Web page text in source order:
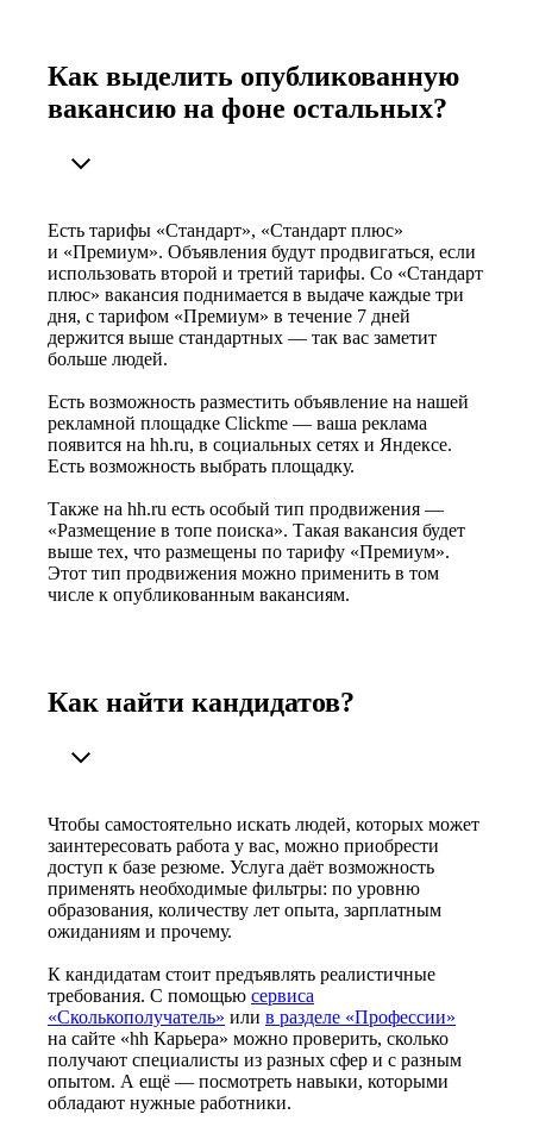
Как выделить опубликованную
вакансию на фоне остальных?
Есть тарифы «Стандарт», «Стандарт плюс»
и «Премиум». Объявления будут продвигаться, если
использовать второй и третий тарифы. Со «Стандарт
плюс» вакансия поднимается в выдаче каждые три
дня, с тарифом «Премиум» в течение 7 дней
держится выше стандартных — так вас заметит
больше людей.
Есть возможность разместить объявление на нашей
рекламной площадке Clickme — ваша реклама
появится на hh.ru, в социальных сетях и Яндексе.
Есть возможность выбрать площадку.
Также на hh.ru есть особый тип продвижения —
«Размещение в топе поиска». Такая вакансия будет
выше тех, что размещены по тарифу «Премиум».
Этот тип продвижения можно применить в том
числе к опубликованным вакансиям.
Как найти кандидатов?
Чтобы самостоятельно искать людей, которых может
заинтересовать работа у вас, можно приобрести
доступ к базе резюме. Услуга даёт возможность
применять необходимые фильтры: по уровню
образования, количеству лет опыта, зарплатным
ожиданиям и прочему.
К кандидатам стоит предъявлять реалистичные
требования. С помощью сервиса
«Сколькополучатель» или в разделе «Профессии»
на сайте «hh Карьера» можно проверить, сколько
получают специалисты из разных сфер и с разным
опытом. А ещё — посмотреть навыки, которыми
обладают нужные работники.